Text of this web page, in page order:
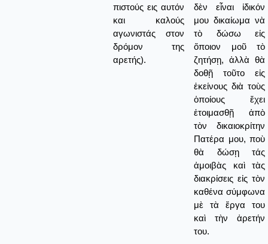
πιστούς εις αυτόν
και καλούς
αγωνιστάς στον
δρόμον της
αρετής).
δὲν εἶναι ἰδικόν
μου δικαίωμα νὰ
τὸ δώσω εἰς
ὅποιον μοῦ τὸ
ζητήσῃ, ἀλλὰ θὰ
δοθῇ τοῦτο εἰς
ἐκείνους διὰ τοὺς
ὁποίους ἔχει
ἐτοιμασθῇ ἀπὸ
τὸν δικαιοκρίτην
Πατέρα μου, ποὺ
θὰ δώσῃ τάς
ἀμοιβὰς καὶ τὰς
διακρίσεις εἰς τὸν
καθένα σύμφωνα
μὲ τὰ ἔργα του
καὶ τὴν ἀρετήν
του.